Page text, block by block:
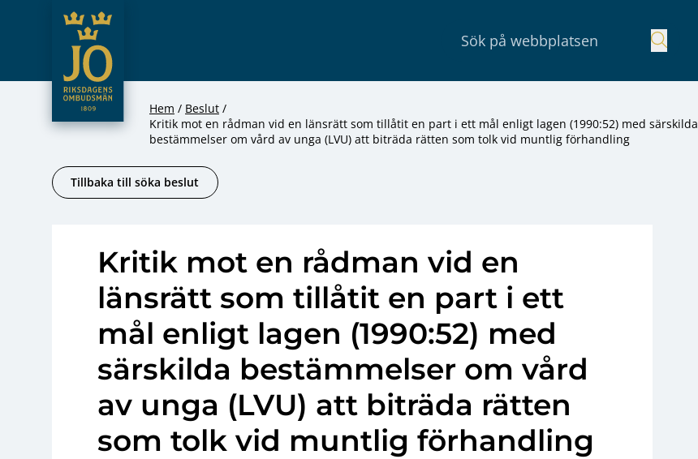
Hoppa till innehåll
JO – Riksdagens Ombudsmän
Hem
Beslut
Kritik mot en rådman vid en länsrätt som tillåtit en part i ett mål enligt lagen (1990:52) med särskilda
bestämmelser om vård av unga (LVU) att biträda rätten som tolk vid muntlig förhandling
Tillbaka till söka beslut
Kritik mot en rådman vid en
länsrätt som tillåtit en part i ett
mål enligt lagen (1990:52) med
särskilda bestämmelser om vård
av unga (LVU) att biträda rätten
som tolk vid muntlig förhandling